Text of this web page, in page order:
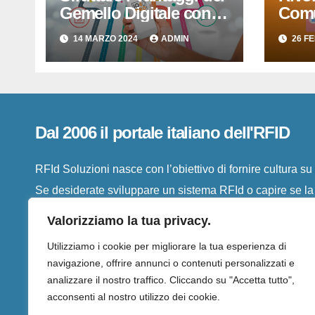
Valorizziamo la tua privacy.
Utilizziamo i cookie per migliorare la tua esperienza di
navigazione, offrire annunci o contenuti personalizzati e
analizzare il nostro traffico. Cliccando su "Accetta tutto",
acconsenti al nostro utilizzo dei cookie.
Gemello Digitale con
IO-PARLO di RFID
SISTEMI SRL
14 MARZO 2024 ADMIN 26
Dal 2006 il portale italiano dell'RFID
RFId Soluzioni nasce con l’obiettivo di fornire cultura
Se desiderate sviluppare un sistema RFId o capire se la